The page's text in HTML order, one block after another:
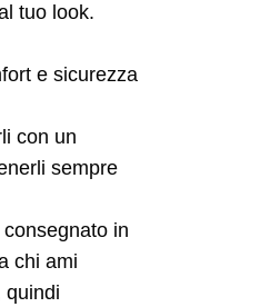
tuo look.
e sicurezza
con un
sempre
in
chi ami
quindi